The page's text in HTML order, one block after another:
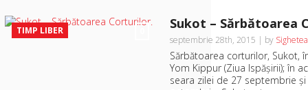
TIMP LIBER Sukot – Sărbătoarea
septembrie 28th, 2015 | by
Sărbătoarea corturilor, Sukot,
Yom Kippur (Ziua Ispăşirii); în
seara zilei de 27 septembrie